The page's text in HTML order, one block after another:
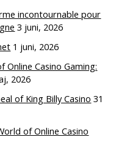
incontournable pour
3 juni, 2026
1 juni, 2026
Casino Gaming:
2026
of King Billy Casino 31
of Online Casino